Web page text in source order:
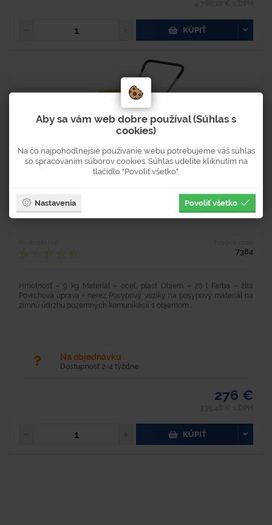
KÚPIŤ
Posypový vozík
7384
Hmotnosť - 9 kg Materiál - oceľ, plast Objem - 20 l Farba - žltá
Povrchová úprava - nerez Posypový vozíky na posypový materiál na
zimnú údržbu pozemných komunikácií s objemom...
Na objednávku
Dostupnosť 2-4 týždne
276 €
KÚPIŤ
Aby sa vám web dobre používal (Súhlas s
cookies)
Na čo najpohodlnejšie používanie webu potrebujeme váš súhlas
so spracovaním súborov cookies. Súhlas udelíte kliknutím na
tlačidlo "Povoliť všetko".
Nastavenia Povoliť všetko